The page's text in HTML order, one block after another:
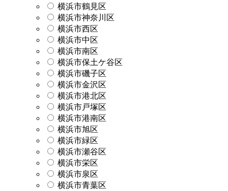
横浜市鶴見区
横浜市神奈川区
横浜市西区
横浜市中区
横浜市南区
横浜市保土ケ谷区
横浜市磯子区
横浜市金沢区
横浜市港北区
横浜市戸塚区
横浜市港南区
横浜市旭区
横浜市緑区
横浜市瀬谷区
横浜市栄区
横浜市泉区
横浜市青葉区